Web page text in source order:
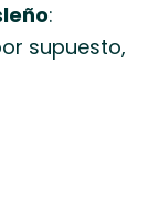
:
supuesto,